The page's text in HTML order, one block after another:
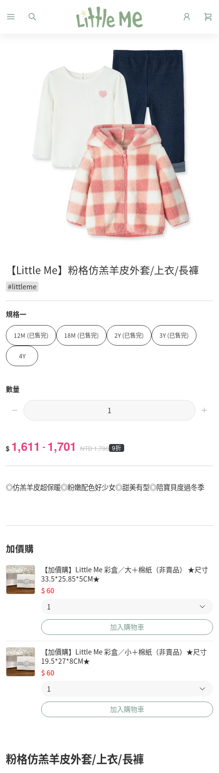
【Little Me】粉格仿羔羊皮外套/上衣/長褲
#littleme
規格一
12M (已售完) 18M (已售完) 2Y (已售完) 3Y (已售完)
4Y
數量
$ 1,611 - 1,701 NTD1,790 9折
◎仿羔羊皮超保暖◎粉嫩配色好少女◎甜美有型◎陪寶貝度過冬季
加價購
【加價購】Little Me 彩盒／大＋棉紙（非賣品） ★尺寸
33.5*25.85*5CM★
$60
加入購物車
【加價購】Little Me 彩盒／小＋棉紙（非賣品）★尺寸
19.5*27*8CM★
$60
加入購物車
粉格仿羔羊皮外套/上衣/長褲